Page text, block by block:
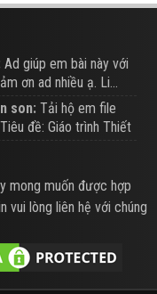
Ad giúp em bài này với
ơn ad nhiều ạ. Li...
son: Tải hộ em file
đề: Giáo trình Thiết
mong muốn được hợp
vui lòng liên hệ với chúng